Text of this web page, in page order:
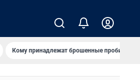
Кому принадлежат брошенные пробирки?